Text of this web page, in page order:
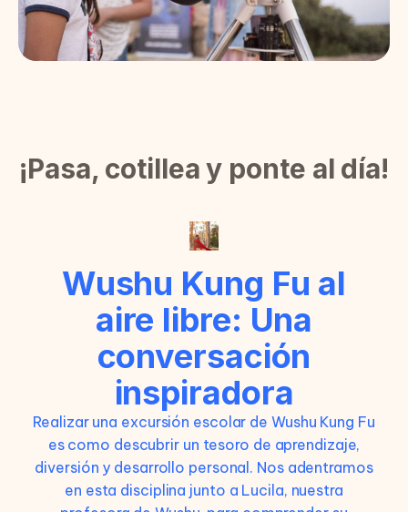
¡Pasa, cotillea y ponte al día!
Wushu Kung Fu al
aire libre: Una
conversación
inspiradora
Realizar una excursión escolar de Wushu Kung Fu
es como descubrir un tesoro de aprendizaje,
diversión y desarrollo personal. Nos adentramos
en esta disciplina junto a Lucila, nuestra